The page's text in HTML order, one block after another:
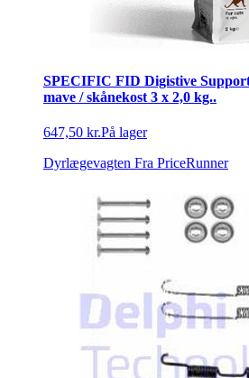
SPECIFIC FID Digistive
mave / skånekost 3 x 2,0 kg..
647,50 kr.På lager
Dyrlægevagten Fra PriceRunner